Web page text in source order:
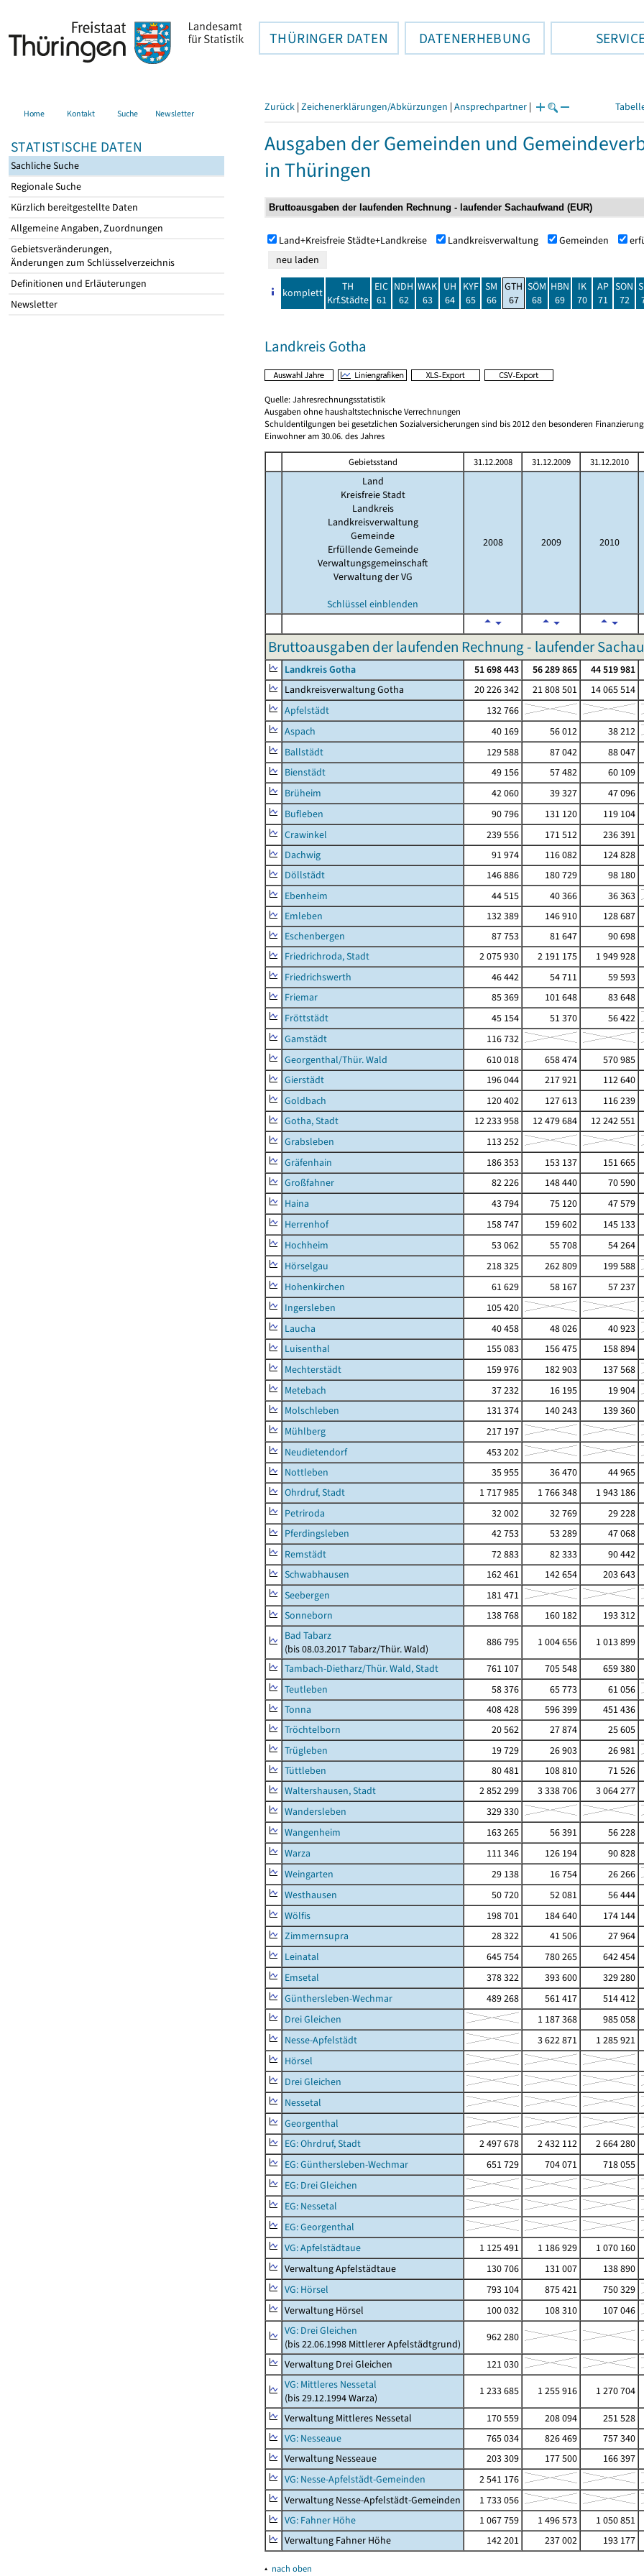
THÜRINGER DATEN DATENERHEBUNG
Home Kontakt Suche Newsletter
STATISTISCHE DATEN
Sachliche Suche
Regionale Suche
Kürzlich bereitgestellte Daten
Allgemeine Angaben, Zuordnungen
Gebietsveränderungen,
Änderungen zum Schlüsselverzeichnis
Definitionen und Erläuterungen
Newsletter
Zurück | Zeichenerklärungen/Abkürzungen | Ansprechpartner |
Ausgaben der Gemeinden und
in Thüringen
Land+Kreisfreie Städte+Landkreise Landkreisverwaltung Gemeinden
komplett
TH
Krf.Städte
EIC
61
NDH
62
WAK
63
UH
64
KYF
65
SM
66
GTH
67
SÖM
68
HBN
69
IK
70
AP
71
SON
72
Landkreis Gotha
Quelle: Jahresrechnungsstatistik
Ausgaben ohne haushaltstechnische Verrechnungen
Schuldentilgungen bei gesetzlichen Sozialversicherungen sind bis 2012 den besonderen
Einwohner am 30.06. des Jahres
Gebietsstand 31.12.2008 31.12.2009 31.12.2010
Land
Kreisfreie Stadt
Landkreis
Landkreisverwaltung
Gemeinde
Erfüllende Gemeinde
Verwaltungsgemeinschaft
Verwaltung der VG
Schlüssel einblenden
2008 2009 2010
Bruttoausgaben der laufenden Rechnung - laufender
Landkreis Gotha 51 698 443 56 289 865 44 519 981
Landkreisverwaltung Gotha
20 226 342 21 808 501 14 065 514
Apfelstädt
132 766
Aspach
40 169 56 012
38 212
Ballstädt
129 588 87 042 88 047
Bienstädt
49 156 57 482 60 109
Brüheim
42 060 39 327 47 096
Bufleben
90 796 131 120 119 104
Crawinkel
239 556 171 512 236 391
Dachwig
91 974 116 082 124 828
Döllstädt
146 886 180 729 98 180
Ebenheim
44 515 40 366
36 363
Emleben
132 389 146 910 128 687
Eschenbergen
87 753 81 647 90 698
Friedrichroda, Stadt
2 075 930 2 191 175 1 949 928
Friedrichswerth
46 442 54 711 59 593
Friemar
85 369 101 648 83 648
Fröttstädt
45 154 51 370
56 422
Gamstädt
116 732
Georgenthal/Thür. Wald
610 018 658 474 570 985
Gierstädt
196 044 217 921 112 640
Goldbach
120 402 127 613 116 239
Gotha, Stadt
12 233 958 12 479 684 12 242 551
Grabsleben
113 252
Gräfenhain
186 353 153 137 151 665
Großfahner
82 226 148 440 70 590
Haina
43 794 75 120 47 579
Herrenhof
158 747 159 602 145 133
Hochheim
53 062 55 708 54 264
Hörselgau
218 325 262 809
199 588
Hohenkirchen
61 629 58 167 57 237
Ingersleben
105 420
Laucha
40 458 48 026
40 923
Luisenthal
155 083 156 475 158 894
Mechterstädt
159 976 182 903
137 568
Metebach
37 232 16 195
19 904
Molschleben
131 374 140 243 139 360
Mühlberg
217 197
Neudietendorf
453 202
Nottleben
35 955 36 470 44 965
Ohrdruf, Stadt
1 717 985 1 766 348 1 943 186
Petriroda
32 002 32 769 29 228
Pferdingsleben
42 753 53 289 47 068
Remstädt
72 883 82 333 90 442
Schwabhausen
162 461 142 654 203 643
Seebergen
181 471
Sonneborn
138 768 160 182 193 312
Bad Tabarz
(bis 08.03.2017 Tabarz/Thür. Wald)
886 795 1 004 656 1 013 899
Tambach-Dietharz/Thür. Wald, Stadt
761 107 705 548 659 380
Teutleben
58 376 65 773
61 056
Tonna
408 428 596 399 451 436
Tröchtelborn
20 562 27 874 25 605
Trügleben
19 729 26 903
26 981
Tüttleben
80 481 108 810 71 526
Waltershausen, Stadt
2 852 299 3 338 706 3 064 277
Wandersleben
329 330
Wangenheim
163 265 56 391 56 228
Warza
111 346 126 194 90 828
Weingarten
29 138 16 754
26 266
Westhausen
50 720 52 081 56 444
Wölfis
198 701 184 640 174 144
Zimmernsupra
28 322 41 506 27 964
Leinatal
645 754 780 265 642 454
Emsetal
378 322 393 600 329 280
Günthersleben-Wechmar
489 268 561 417 514 412
Drei Gleichen
1 187 368 985 058
Nesse-Apfelstädt
3 622 871 1 285 921
Hörsel
Drei Gleichen
Nessetal
Georgenthal
EG: Ohrdruf, Stadt
2 497 678 2 432 112 2 664 280
EG: Günthersleben-Wechmar
651 729 704 071 718 055
EG: Drei Gleichen
EG: Nessetal
EG: Georgenthal
VG: Apfelstädtaue
1 125 491 1 186 929 1 070 160
Verwaltung Apfelstädtaue
130 706 131 007 138 890
VG: Hörsel
793 104 875 421
750 329
Verwaltung Hörsel
100 032 108 310
107 046
VG: Drei Gleichen
(bis 22.06.1998 Mittlerer Apfelstädtgrund)
962 280
Verwaltung Drei Gleichen
121 030
VG: Mittleres Nessetal
(bis 29.12.1994 Warza)
1 233 685 1 255 916 1 270 704
Verwaltung Mittleres Nessetal
170 559 208 094 251 528
VG: Nesseaue
765 034 826 469 757 340
Verwaltung Nesseaue
203 309 177 500 166 397
VG: Nesse-Apfelstädt-Gemeinden
2 541 176
Verwaltung Nesse-Apfelstädt-Gemeinden
1 733 056
VG: Fahner Höhe
1 067 759 1 496 573 1 050 851
Verwaltung Fahner Höhe
142 201 237 002 193 177
▴ nach oben